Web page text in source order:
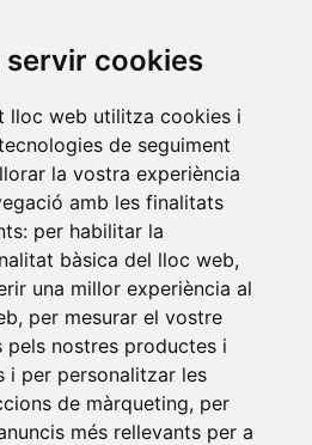
servir cookies
lloc web utilitza cookies i
de seguiment
la vostra experiència
amb les finalitats
per habilitar la
bàsica del lloc web,
una millor experiència al
, per mesurar el vostre
pels nostres productes i
i per personalitzar les
de màrqueting, per
més rellevants per a
local 10
s/n
Plana